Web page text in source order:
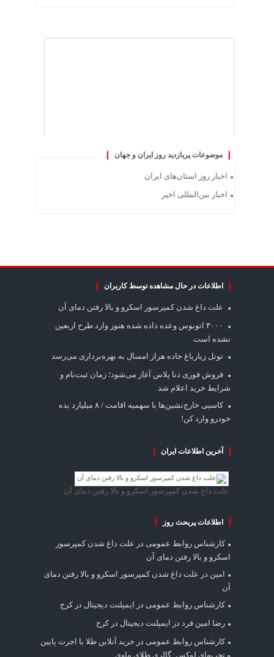
موضوعات پربازدید روز ایران و جهان
اخبار روز استان‌های ایران
اخبار بین‌المللی اخیر
اطلاعات در حال مشاهده توسط کاربران
علت داغ شدن کمپرسور اسکرو و بالا رفتن دمای آن
۳۰۰۰ اتوبوس وعده داده شده هنوز وارد طرح اربعین
نشده است
تونل زیارباغ جاده هراز امسال به بهره‌برداری می‌رسد
فروش فوری دنا پلاس آغاز می‌شود؛ زمان ثبت‌نام و
شرایط خرید اعلام شد
کاسبی خارج‌نشین‌ها با سهمیه اقامت / ۸ میلیارد بده
خودرو وارد کن!
آخرین اطلاعات ایران
علت داغ شدن کمپرسور اسکرو و بالا رفتن دمای آن
اطلاعات پربحث روز
کارشناس روابط عمومی در علت داغ شدن کمپرسور
اسکرو و بالا رفتن دمای آن
امین در علت داغ شدن کمپرسور اسکرو و بالا رفتن دمای
آن
کارشناس روابط عمومی در
ایمپلنت دیجیتال در کرج
رضا امین فرد در
ایمپلنت دیجیتال در کرج
کارشناس روابط عمومی در خرید آنلاین طلا با اجرت پایین
و تجربه‌ای لوکس: گالری طلای ماوی